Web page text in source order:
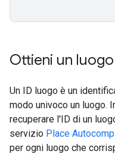
Ottieni un
Un ID luogo è un
modo univoco un luogo.
recuperare l'ID di un
servizio Place
per ogni luogo che